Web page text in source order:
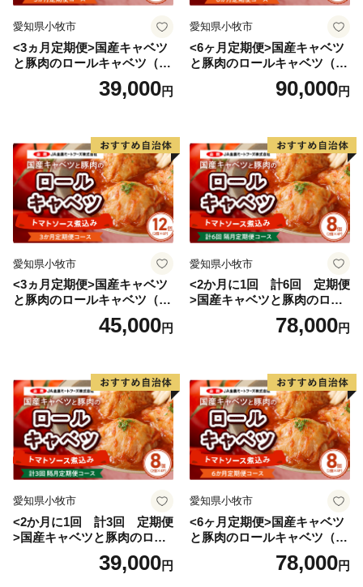
おりません。
※返礼品の写真はイメージです。
愛知県小牧市
<3ヵ月定期便>国産キャベツ
と豚肉のロールキャベツ（4P
39,000円
愛知県小牧市
<6ヶ月定期便>国産キャベツ
と豚肉のロールキャベツ（6P
90,000円
愛知県小牧市
<3ヵ月定期便>国産キャベツ
と豚肉のロールキャベツ（6P
45,000円
愛知県小牧市
<2か月に1回 計6回 定期便
>国産キャベツと豚肉のロー
ルキャベツ（4P入り）
78,000円
愛知県小牧市
<2か月に1回 計3回 定期便
>国産キャベツと豚肉のロー
ルキャベツ（4P入り）
39,000円
愛知県小牧市
<6ヶ月定期便>国産キャベツ
と豚肉のロールキャベツ（4P
78,000円